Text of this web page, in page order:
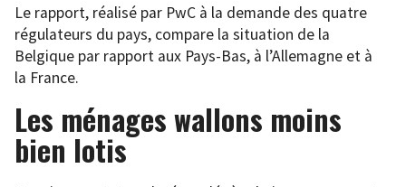
Le rapport, réalisé par PwC à la demande des quatre
régulateurs du pays, compare la situation de la
Belgique par rapport aux Pays-Bas, à l’Allemagne et à
la France.
Les ménages wallons moins
bien lotis